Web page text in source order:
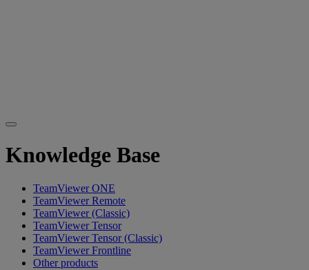
Knowledge Base
TeamViewer ONE
TeamViewer Remote
TeamViewer (Classic)
TeamViewer Tensor
TeamViewer Tensor (Classic)
TeamViewer Frontline
Other products